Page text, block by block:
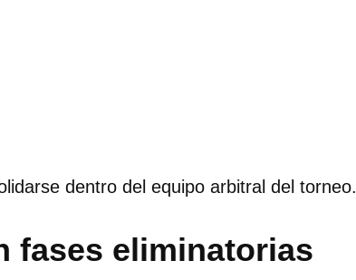
dentro del equipo arbitral del torneo.
fases eliminatorias